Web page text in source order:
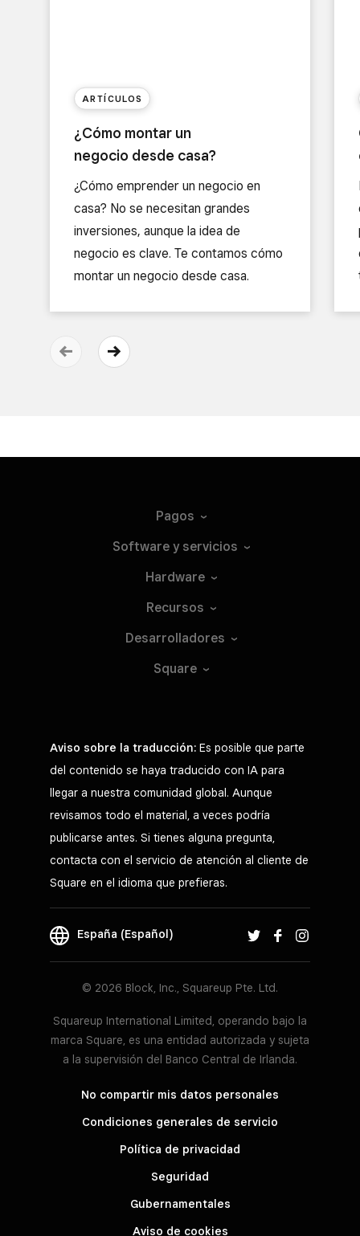
ARTÍCULOS
¿Cómo montar un
negocio desde casa?
¿Cómo emprender un negocio en
casa? No se necesitan grandes
inversiones, aunque la idea de
negocio es clave. Te contamos cómo
montar un negocio desde casa.
Pagos
Software y servicios
Hardware
Recursos
Desarrolladores
Square
Aviso sobre la traducción: Es posible que parte
del contenido se haya traducido con IA para
llegar a nuestra comunidad global. Aunque
revisamos todo el material, a veces podría
publicarse antes. Si tienes alguna pregunta,
contacta con el servicio de atención al cliente de
Square en el idioma que prefieras.
España (Español)
© 2026 Block, Inc., Squareup Pte. Ltd.
Squareup International Limited, operando bajo la
marca Square, es una entidad autorizada y sujeta
a la supervisión del Banco Central de Irlanda.
No compartir mis datos personales
Condiciones generales de servicio
Política de privacidad
Seguridad
Gubernamentales
Aviso de cookies